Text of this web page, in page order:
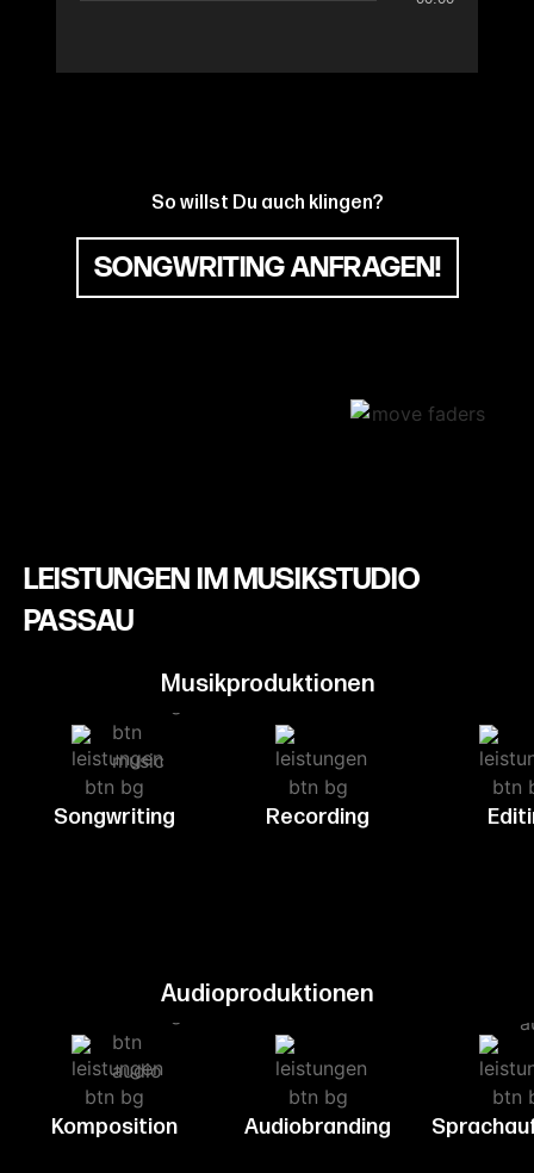
So willst Du auch klingen?
SONGWRITING ANFRAGEN!
LEISTUNGEN IM MUSIKSTUDIO
PASSAU
Musikproduktionen
Songwriting Recording
Audioproduktionen
Komposition Audiobranding